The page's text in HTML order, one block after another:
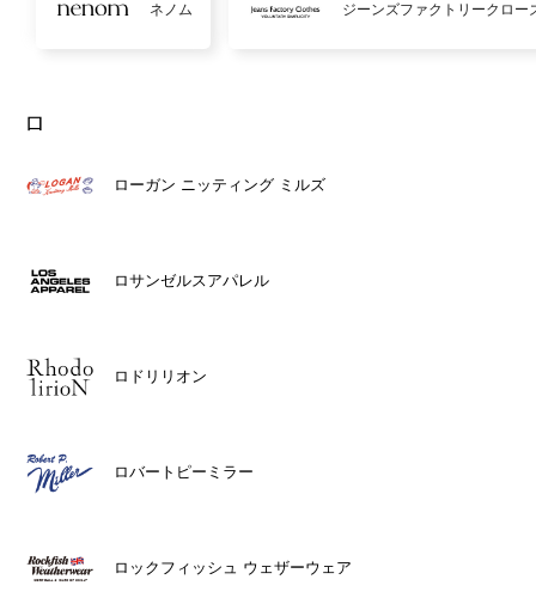
ネノム ジーンズファクトリークロー
ロ
ローガン ニッティング ミルズ
ロサンゼルスアパレル
ロドリリオン
ロバートピーミラー
ロックフィッシュ ウェザーウェア